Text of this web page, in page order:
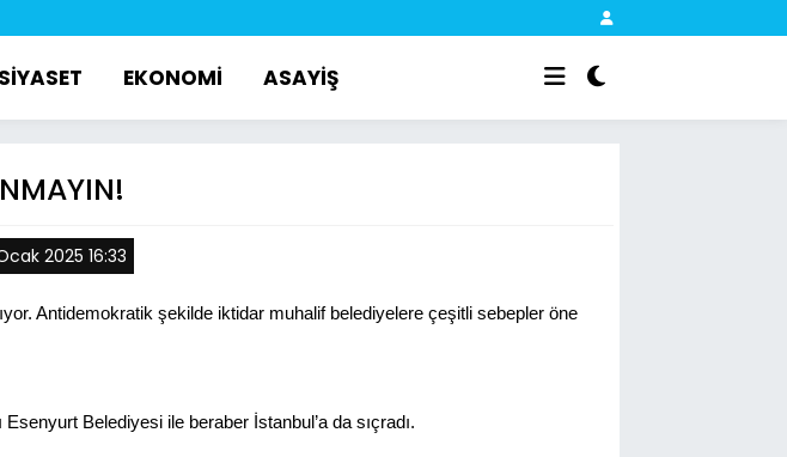
SİYASET EKONOMİ ASAYİŞ
2025 16:33
Antidemokratik şekilde iktidar muhalif belediyelere çeşitli sebepler öne
Belediyesi ile beraber İstanbul’a da sıçradı.